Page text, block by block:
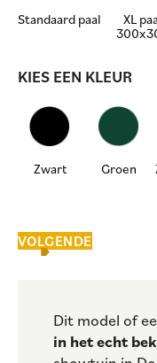
Standaard paal
XL
KIES EEN KLEUR
Zwart Groen
VOLGENDE
Dit model of
in het echt